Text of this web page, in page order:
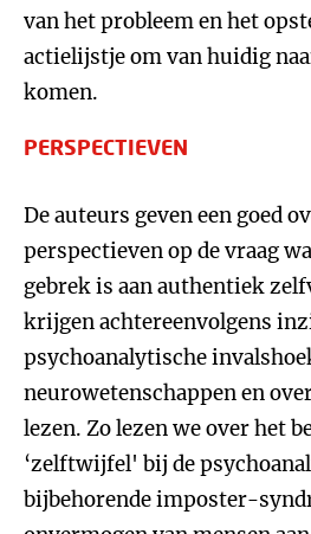
van het probleem en het
actielijstje om van huidig
komen.
PERSPECTIEVEN
De auteurs geven een goed
perspectieven op de vraag
gebrek is aan authentiek
krijgen achtereenvolgens
psychoanalytische
neurowetenschappen en
lezen. Zo lezen we over het
‘zelftwijfel' bij de
bijbehorende imposter-